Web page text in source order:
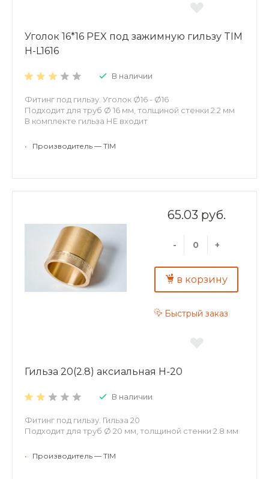
Уголок 16*16 PEX под зажимную гильзу TIM
H-L1616
В наличии
Фитинг под гильзу. Уголок Ø16 - Ø16
Подходит для труб Ø 16 мм, толщиной стенки 2.2 мм
В комплекте гильза НЕ входит
• Производитель — TIM
65.03 руб.
- +
в корзину
Быстрый заказ
Гильза 20(2.8) аксиальная H-20
В наличии
Фитинг под гильзу. Гильза 20
Подходит для труб Ø 20 мм, толщиной стенки 2.8 мм
• Производитель — TIM